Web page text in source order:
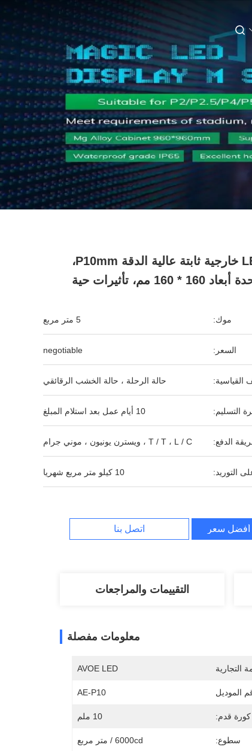
شاشة LED خارجية ثابتة عالية الدقة P10mm،
160 * 160 مم، تأثيرات حية
موك: 5 متر مربع
السعر: negotiable
القياسية: حالة الرحلة ، حالة الخشب الرقائقي
التسليم: 10 أيام عمل بعد استلام المبلغ
الدفع: T / T ، L / C ، ويسترن يونيون ، موني جرام
التوريد: 10 كيلو متر مربع شهريا
سعر اتصل بنا
التقييمات والمراجعات
معلومات مفصلة
التجارية AVOE LED
الموديل AE-P10
قدم: 10 ملم
سطوع: 6000cd / متر مربع